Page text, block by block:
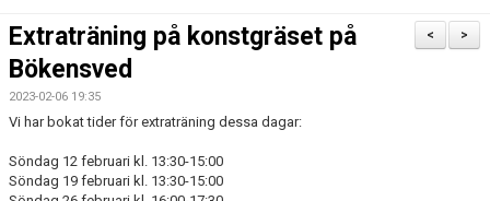
TRUPPEN
BILDGALLERI
DOKUMENT
>
<
Extraträning på konstgräset på
Bökensved
2023-02-06 19:35
Vi har bokat tider för extraträning dessa dagar:
Söndag 12 februari kl. 13:30-15:00
Söndag 19 februari kl. 13:30-15:00